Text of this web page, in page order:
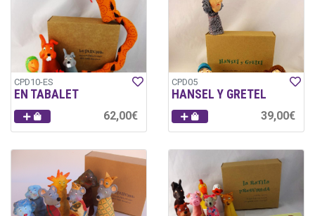
CPD10-ES
EN TABALET
62,00€
CPD05
HANSEL Y GRETEL
39,00€